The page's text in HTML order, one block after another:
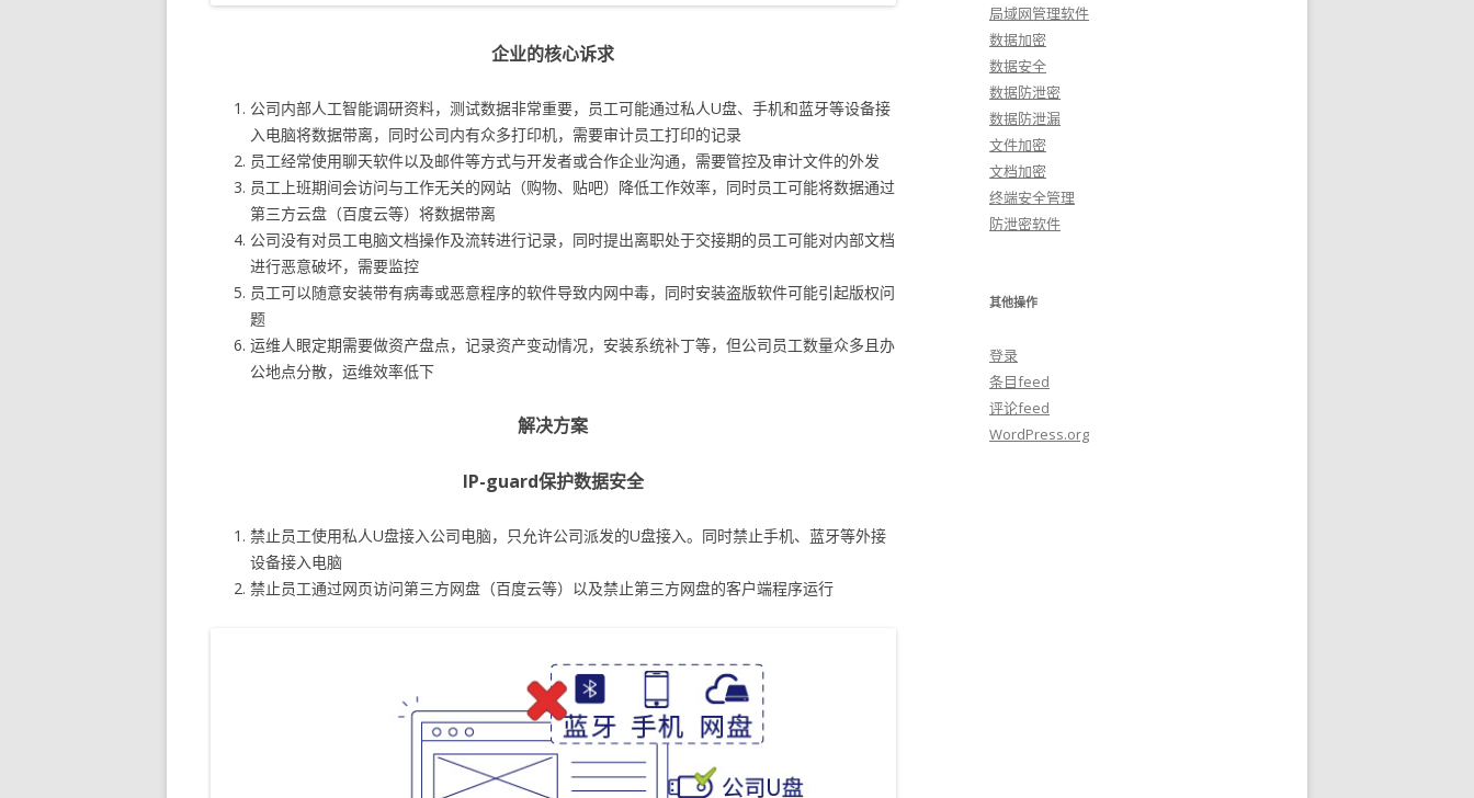
企业的核心诉求
公司内部人工智能调研资料，测试数据非常重要，员工可能通过私人U盘、手机和蓝牙等设备接
入电脑将数据带离，同时公司内有众多打印机，需要审计员工打印的记录
员工经常使用聊天软件以及邮件等方式与开发者或合作企业沟通，需要管控及审计文件的外发
员工上班期间会访问与工作无关的网站（购物、贴吧）降低工作效率，同时员工可能将数据通过
第三方云盘（百度云等）将数据带离
公司没有对员工电脑文档操作及流转进行记录，同时提出离职处于交接期的员工可能对内部文档
进行恶意破坏，需要监控
员工可以随意安装带有病毒或恶意程序的软件导致内网中毒，同时安装盗版软件可能引起版权问
题
运维人眼定期需要做资产盘点，记录资产变动情况，安装系统补丁等，但公司员工数量众多且办
公地点分散，运维效率低下
解决方案
IP-guard保护数据安全
禁止员工使用私人U盘接入公司电脑，只允许公司派发的U盘接入。同时禁止手机、蓝牙等外接
设备接入电脑
禁止员工通过网页访问第三方网盘（百度云等）以及禁止第三方网盘的客户端程序运行
局域网管理软件
数据加密
数据安全
数据防泄密
数据防泄漏
文件加密
文档加密
终端安全管理
防泄密软件
其他操作
登录
条目feed
评论feed
WordPress.org